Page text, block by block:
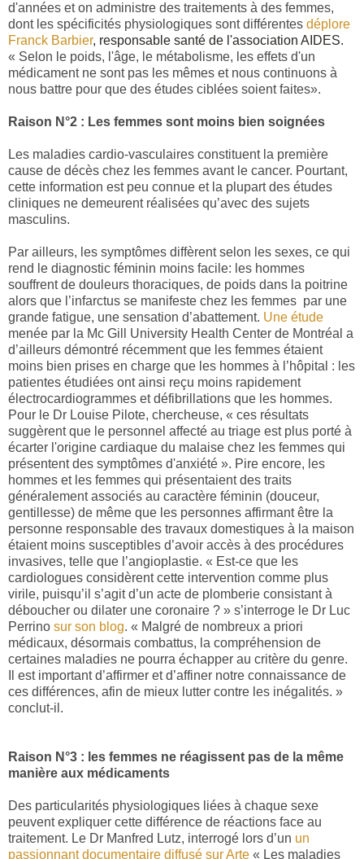
d'années et on administre des traitements à des femmes,
dont les spécificités physiologiques sont différentes déplore
Franck Barbier, responsable santé de l'association AIDES.
« Selon le poids, l'âge, le métabolisme, les effets d'un
médicament ne sont pas les mêmes et nous continuons à
nous battre pour que des études ciblées soient faites».
Raison N°2 : Les femmes sont moins bien soignées
Les maladies cardio-vasculaires constituent la première
cause de décès chez les femmes avant le cancer. Pourtant,
cette information est peu connue et la plupart des études
cliniques ne demeurent réalisées qu’avec des sujets
masculins.
Par ailleurs, les symptômes diffèrent selon les sexes, ce qui
rend le diagnostic féminin moins facile: les hommes
souffrent de douleurs thoraciques, de poids dans la poitrine
alors que l’infarctus se manifeste chez les femmes par une
grande fatigue, une sensation d’abattement. Une étude
menée par la Mc Gill University Health Center de Montréal a
d’ailleurs démontré récemment que les femmes étaient
moins bien prises en charge que les hommes à l’hôpital : les
patientes étudiées ont ainsi reçu moins rapidement
électrocardiogrammes et défibrillations que les hommes.
Pour le Dr Louise Pilote, chercheuse, « ces résultats
suggèrent que le personnel affecté au triage est plus porté à
écarter l'origine cardiaque du malaise chez les femmes qui
présentent des symptômes d'anxiété ». Pire encore, les
hommes et les femmes qui présentaient des traits
généralement associés au caractère féminin (douceur,
gentillesse) de même que les personnes affirmant être la
personne responsable des travaux domestiques à la maison
étaient moins susceptibles d’avoir accès à des procédures
invasives, telle que l’angioplastie. « Est-ce que les
cardiologues considèrent cette intervention comme plus
virile, puisqu’il s’agit d’un acte de plomberie consistant à
déboucher ou dilater une coronaire ? » s’interroge le Dr Luc
Perrino sur son blog. « Malgré de nombreux a priori
médicaux, désormais combattus, la compréhension de
certaines maladies ne pourra échapper au critère du genre.
Il est important d’affirmer et d’affiner notre connaissance de
ces différences, afin de mieux lutter contre les inégalités. »
conclut-il.
Raison N°3 : les femmes ne réagissent pas de la même
manière aux médicaments
Des particularités physiologiques liées à chaque sexe
peuvent expliquer cette différence de réactions face au
traitement. Le Dr Manfred Lutz, interrogé lors d’un un
passionnant documentaire diffusé sur Arte « Les maladies